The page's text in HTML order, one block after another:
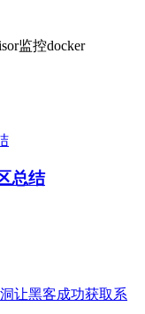
监控docker
总结